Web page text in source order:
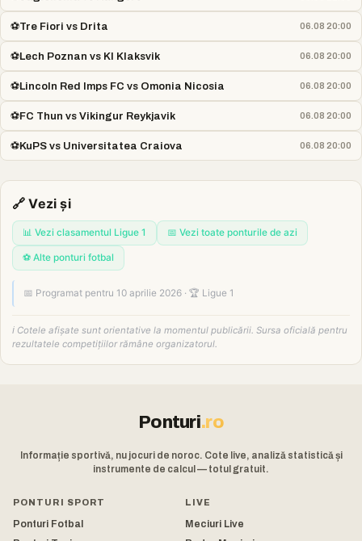
⚽Tre Fiori vs Drita 06.08 20:00
⚽Lech Poznan vs KI Klaksvik 06.08 20:00
⚽Lincoln Red Imps FC vs Omonia Nicosia 06.08 20:00
⚽FC Thun vs Vikingur Reykjavik 06.08 20:00
⚽KuPS vs Universitatea Craiova 06.08 20:00
🔗 Vezi și
📊 Vezi clasamentul Ligue 1 📅 Vezi toate ponturile de azi
⚽ Alte ponturi fotbal
📅 Programat pentru 10 aprilie 2026 · 🏆 Ligue 1
ℹ️ Cotele afișate sunt orientative la momentul publicării. Sursa oficială pentru
rezultatele competițiilor rămâne organizatorul.
Ponturi.ro
Informație sportivă, nu jocuri de noroc. Cote live, analiză statistică și
instrumente de calcul — totul gratuit.
PONTURI SPORT
Ponturi Fotbal
LIVE
Meciuri Live